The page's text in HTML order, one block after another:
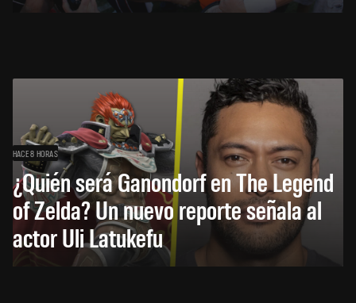
HACE 8 HORAS
¿Quién será Ganondorf en The Legend
of Zelda? Un nuevo reporte señala al
actor Uli Latukefu